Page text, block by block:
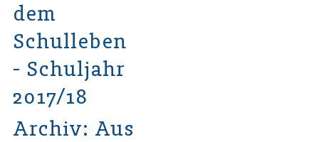
dem
Schulleben
- Schuljahr
2017/18
Archiv: Aus